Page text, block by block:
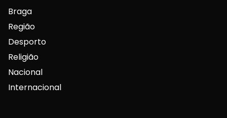
Braga
Região
Desporto
Religião
Nacional
Internacional